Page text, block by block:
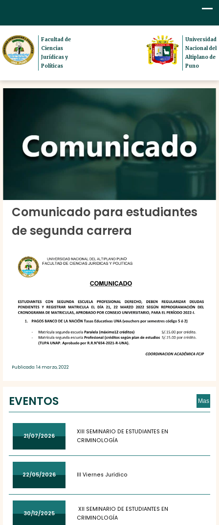
Facultad de
Ciencias
Jurídicas y
Políticas
Universidad
Nacional del
Altiplano de
Puno
Comunicado para estudiantes
de segunda carrera
Publicado: 14 marzo, 2022
EVENTOS Mas
21/07/2026
XIII SEMINARIO DE ESTUDIANTES EN
CRIMINOLOGÍA
22/05/2026 III Viernes Jurídico
30/12/2025
XII SEMINARIO DE ESTUDIANTES EN
CRIMINOLOGÍA